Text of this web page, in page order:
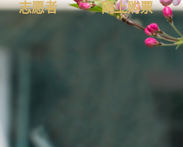
志愿者 网上购票